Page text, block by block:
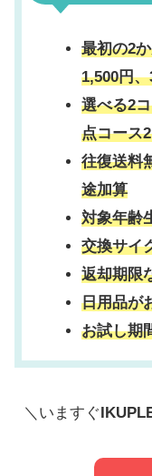
最初の2
1,500円
選べる2
点コース
往復送料
途加算
対象年齢
交換サイ
返却期限
日用品が
お試し期
＼いますぐ